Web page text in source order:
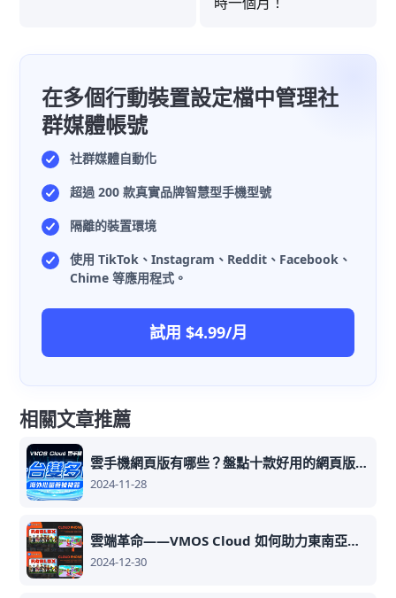
在多個行動裝置設定檔中管理社
群媒體帳號
社群媒體自動化
超過 200 款真實品牌智慧型手機型號
隔離的裝置環境
使用 TikTok、Instagram、Reddit、Facebook、
Chime 等應用程式。
試用 $4.99/月
相關文章推薦
雲手機網頁版有哪些？盤點十款好用的網頁版雲手機
2024-11-28
雲端革命——VMOS Cloud 如何助力東南亞玩家暢玩遊戲
2024-12-30